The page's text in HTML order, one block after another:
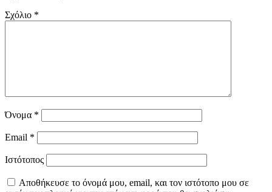
Σχόλιο *
Όνομα *
Email *
Ιστότοπος
Αποθήκευσε το όνομά μου, email, και τον ιστότοπο μου σε